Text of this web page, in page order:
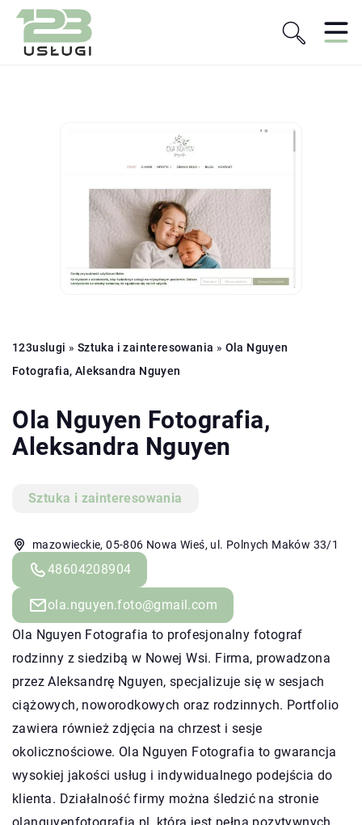
123uslugi » Sztuka i zainteresowania » Ola Nguyen
Fotografia, Aleksandra Nguyen
Ola Nguyen Fotografia,
Aleksandra Nguyen
Sztuka i zainteresowania
mazowieckie, 05-806 Nowa Wieś, ul. Polnych Maków 33/1
48604208904
ola.nguyen.foto@gmail.com
Ola Nguyen Fotografia to profesjonalny fotograf
rodzinny z siedzibą w Nowej Wsi. Firma, prowadzona
przez Aleksandrę Nguyen, specjalizuje się w sesjach
ciążowych, noworodkowych oraz rodzinnych. Portfolio
zawiera również zdjęcia na chrzest i sesje
okolicznościowe. Ola Nguyen Fotografia to gwarancja
wysokiej jakości usług i indywidualnego podejścia do
klienta. Działalność firmy można śledzić na stronie
olanguyenfotografia.pl, która jest pełna pozytywnych